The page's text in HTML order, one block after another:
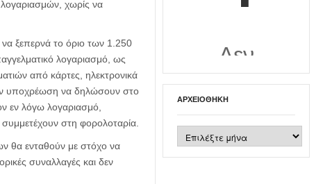
λογαριασμών, χωρίς να
να ξεπερνά το όριο των 1.250
λογαριασμό, ως
από κάρτες, ηλεκτρονικά
υποχρέωση να δηλώσουν στο
εν λόγω λογαριασμό,
στη φορολοταρία.
θα ενταθούν με στόχο να
συναλλαγές και δεν
ΑΡΧΕΙΟΘΉΚΗ